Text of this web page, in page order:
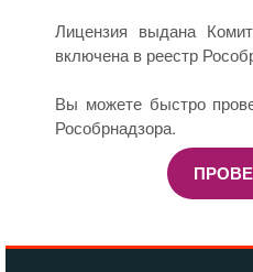
Лицензия выдана
включена в реестр
Вы можете быстро
Рособрнадзора.